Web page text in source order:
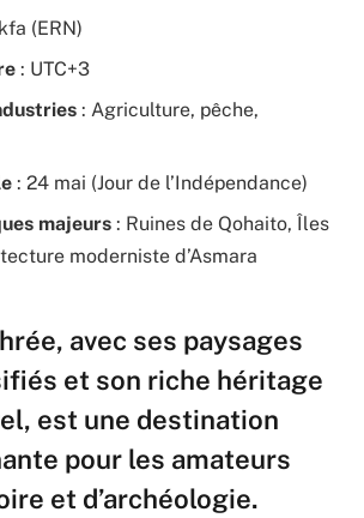
(ERN)
: UTC+3
: Agriculture, pêche,
: 24 mai (Jour de l’Indépendance)
majeurs : Ruines de Qohaito, Îles
moderniste d’Asmara
avec ses paysages
et son riche héritage
est une destination
pour les amateurs
et d’archéologie.